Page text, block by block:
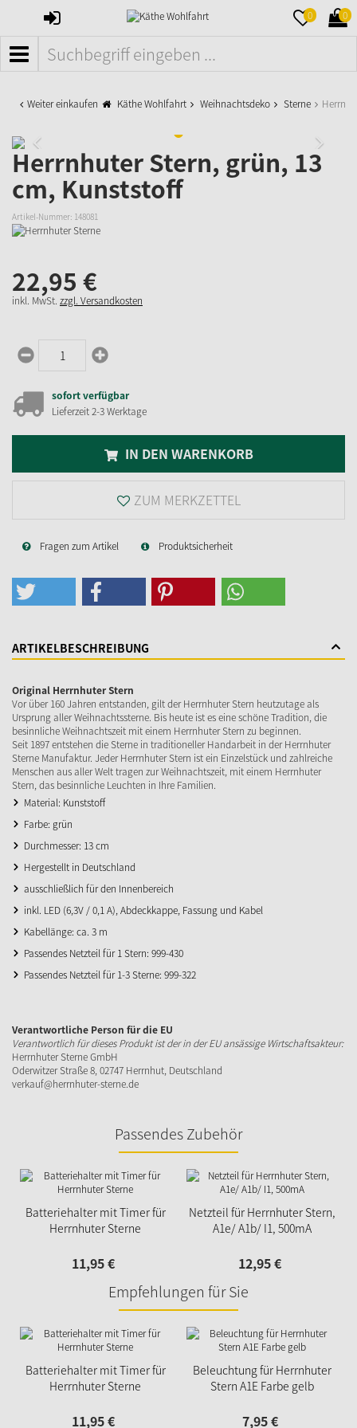
ANMELDEN 0 0
MENÜ
Weiter einkaufen Käthe Wohlfahrt Weihnachtsdeko Sterne
Herrnhuter Stern, grün, 13
cm, Kunststoff
Artikel-Nummer: 148081
22,95 €
inkl. MwSt. zzgl. Versandkosten
sofort verfügbar
Lieferzeit 2-3 Werktage
IN DEN WARENKORB
ZUM MERKZETTEL
Fragen zum Artikel Produktsicherheit
ARTIKELBESCHREIBUNG
Original Herrnhuter Stern
Vor über 160 Jahren entstanden, gilt der Herrnhuter Stern heutzutage als
Ursprung aller Weihnachtssterne. Bis heute ist es eine schöne Tradition, die
besinnliche Weihnachtszeit mit einem Herrnhuter Stern zu beginnen.
Seit 1897 entstehen die Sterne in traditioneller Handarbeit in der Herrnhuter
Sterne Manufaktur. Jeder Herrnhuter Stern ist ein Einzelstück und zahlreiche
Menschen aus aller Welt tragen zur Weihnachtszeit, mit einem Herrnhuter
Stern, das besinnliche Leuchten in Ihre Familien.
Material: Kunststoff
Farbe: grün
Durchmesser: 13 cm
Hergestellt in Deutschland
ausschließlich für den Innenbereich
inkl. LED (6,3V / 0,1 A), Abdeckkappe, Fassung und Kabel
Kabellänge: ca. 3 m
Passendes Netzteil für 1 Stern: 999-430
Passendes Netzteil für 1-3 Sterne: 999-322
Verantwortliche Person für die EU
Verantwortlich für dieses Produkt ist der in der EU ansässige Wirtschaftsakteur:
Herrnhuter Sterne GmbH
Oderwitzer Straße 8, 02747 Herrnhut, Deutschland
verkauf@herrnhuter-sterne.de
Passendes Zubehör
Batteriehalter mit Timer für
Herrnhuter Sterne
11,95€
Netzteil für Herrnhuter Stern,
A1e/ A1b/ I1, 500mA
12,95€
Empfehlungen für Sie
Batteriehalter mit Timer für
Herrnhuter Sterne
11,95€
Beleuchtung für Herrnhuter
Stern A1E Farbe gelb
7,95€